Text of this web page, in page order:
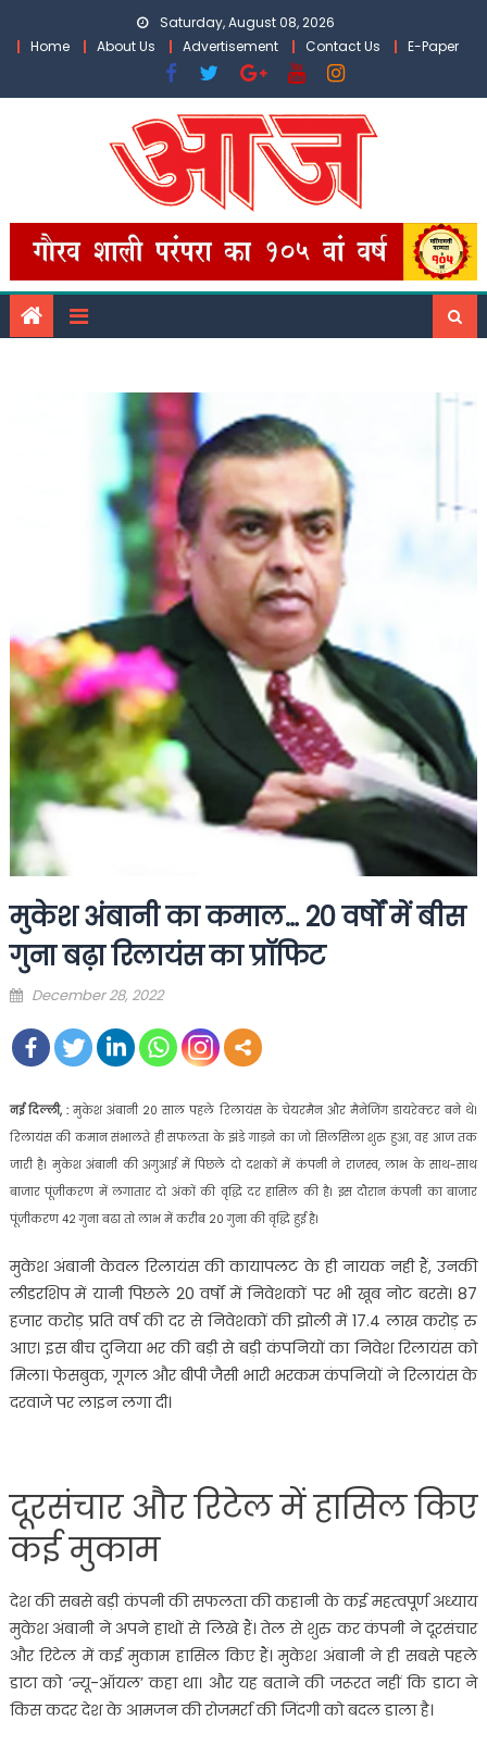
Saturday, August 08, 2026
Home
About Us Advertisement Contact Us E-Paper
मुकेश अंबानी का कमाल… 20 वर्षों में बीस
गुना बढ़ा रिलायंस का प्रॉफिट
Posted
December 28, 2022
नई दिल्ली, : मुकेश अंबानी 20 साल पहले रिलायंस के चेयरमैन और मैनेजिंग डायरेक्टर बने थे।
रिलायंस की कमान संभालते ही सफलता के झंडे गाड़ने का जो सिलसिला शुरु हुआ, वह आज तक
जारी है। मुकेश अंबानी की अगुआई में पिछले दो दशकों में कंपनी ने राजस्व, लाभ के साथ-साथ
बाजार पूंजीकरण में लगातार दो अंकों की वृद्धि दर हासिल की है। इस दौरान कंपनी का बाजार
पूंजीकरण 42 गुना बढा तो लाभ में करीब 20 गुना की वृद्धि हुई है।
मुकेश अंबानी केवल रिलायंस की कायापलट के ही नायक नही हैं, उनकी
लीडरशिप में यानी पिछले 20 वर्षों में निवेशकों पर भी खूब नोट बरसे। 87
हजार करोड़ प्रति वर्ष की दर से निवेशकों की झोली में 17.4 लाख करोड़ रु
आए। इस बीच दुनिया भर की बड़ी से बड़ी कंपनियों का निवेश रिलायंस को
मिला। फेसबुक, गूगल और बीपी जैसी भारी भरकम कंपनियों ने रिलायंस के
दरवाजे पर लाइन लगा दी।
दूरसंचार और रिटेल में हासिल किए
कई मुकाम
देश की सबसे बड़ी कंपनी की सफलता की कहानी के कई महत्वपूर्ण अध्याय
मुकेश अंबानी ने अपने हाथों से लिखे हैं। तेल से शुरु कर कंपनी ने दूरसंचार
और रिटेल में कई मुकाम हासिल किए हैं। मुकेश अंबानी ने ही सबसे पहले
डाटा को ‘न्यू-ऑयल’ कहा था। और यह बताने की जरूरत नहीं कि डाटा ने
किस कदर देश के आमजन की रोजमर्रा की जिंदगी को बदल डाला है।